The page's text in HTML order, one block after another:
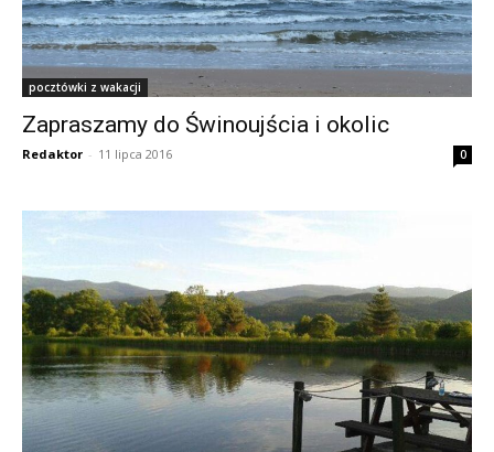
pocztówki z wakacji
Zapraszamy do Świnoujścia i okolic
Redaktor - 11 lipca 2016 0